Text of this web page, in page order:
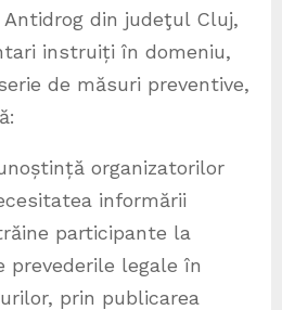
din judeţul Cluj,
instruiți în domeniu,
de măsuri preventive,
organizatorilor
informării
participante la
prevederile legale în
prin publicarea